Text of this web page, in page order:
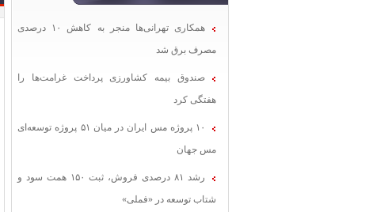
همکاری تهرانی‌ها منجر به کاهش ۱۰ درصدی
مصرف برق شد
صندوق بیمه کشاورزی پرداخت غرامت‌ها را
هفتگی کرد
۱۰ پروژه مس ایران در میان ۵۱ پروژه توسعه‌ای
مس جهان
رشد ۸۱ درصدی فروش، ثبت ۱۵۰ همت سود و
شتاب توسعه در «فملی»